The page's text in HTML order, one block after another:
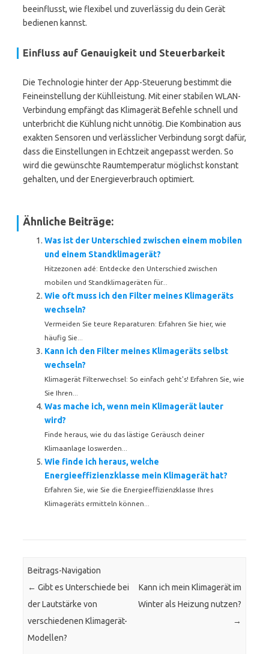
beeinflusst, wie flexibel und zuverlässig du dein Gerät
bedienen kannst.
Einfluss auf Genauigkeit und Steuerbarkeit
Die Technologie hinter der App-Steuerung bestimmt die
Feineinstellung der Kühlleistung. Mit einer stabilen WLAN-
Verbindung empfängt das Klimagerät Befehle schnell und
unterbricht die Kühlung nicht unnötig. Die Kombination aus
exakten Sensoren und verlässlicher Verbindung sorgt dafür,
dass die Einstellungen in Echtzeit angepasst werden. So
wird die gewünschte Raumtemperatur möglichst konstant
gehalten, und der Energieverbrauch optimiert.
Ähnliche Beiträge:
Was ist der Unterschied zwischen einem mobilen
und einem Standklimagerät?
Hitzezonen adé: Entdecke den Unterschied zwischen
mobilen und Standklimageräten für...
Wie oft muss ich den Filter meines Klimageräts
wechseln?
Vermeiden Sie teure Reparaturen: Erfahren Sie hier, wie
häufig Sie...
Kann ich den Filter meines Klimageräts selbst
wechseln?
Klimagerät Filterwechsel: So einfach geht's! Erfahren Sie, wie
Sie Ihren...
Was mache ich, wenn mein Klimagerät lauter
wird?
Finde heraus, wie du das lästige Geräusch deiner
Klimaanlage loswerden...
Wie finde ich heraus, welche
Energieeffizienzklasse mein Klimagerät hat?
Erfahren Sie, wie Sie die Energieeffizienzklasse Ihres
Klimageräts ermitteln können...
Beitrags-Navigation
← Gibt es Unterschiede bei
der Lautstärke von
verschiedenen Klimagerät-
Modellen?
Kann ich mein Klimagerät im
Winter als Heizung nutzen?
→